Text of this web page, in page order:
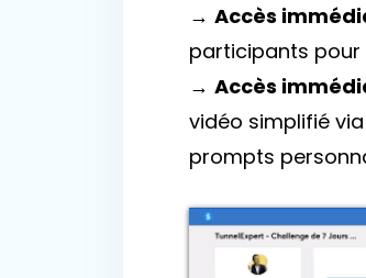
→ Accès
participants
→ Accès
vidéo simplifié
prompts